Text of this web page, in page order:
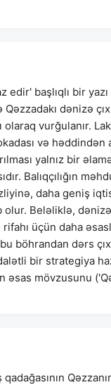
edir' başlıqlı bir
dənizə
vurğulanır.
və həddindən
yalnız bir
Balıqçılığın
daha geniş
Beləliklə, dənizə
üçün daha
böhrandan dərs
bir strategiya
əsas mövzusunu